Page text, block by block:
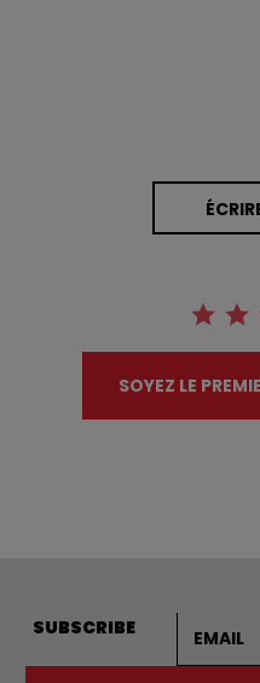
SOYEZ LE
SUBSCRIBE